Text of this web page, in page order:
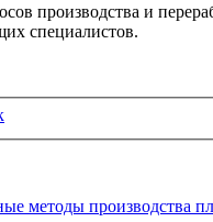
производства и
специалистов.
методы производства